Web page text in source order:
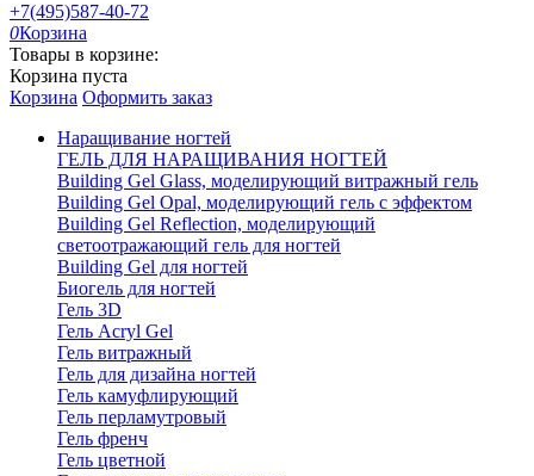
+7(495)587-40-72
0Корзина
Товары в корзине:
Корзина пуста
Корзина Оформить заказ
Наращивание ногтей
ГЕЛЬ ДЛЯ НАРАЩИВАНИЯ НОГТЕЙ
Building Gel Glass, моделирующий витражный гель
Building Gel Opal, моделирующий гель с эффектом
Building Gel Reflection, моделирующий
светоотражающий гель для ногтей
Building Gel для ногтей
Биогель для ногтей
Гель 3D
Гель Acryl Gel
Гель витражный
Гель для дизайна ногтей
Гель камуфлирующий
Гель перламутровый
Гель френч
Гель цветной